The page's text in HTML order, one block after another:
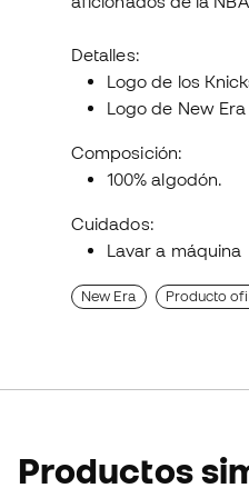
Detalles:
Logo de los
Logo de New
Composición:
100% algodón.
Cuidados:
Lavar a máquina
New Era Producto
Productos